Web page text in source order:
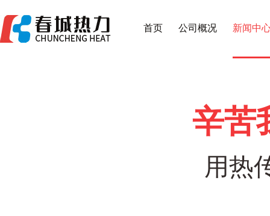
首页 公司概况 新闻中
辛苦
用热